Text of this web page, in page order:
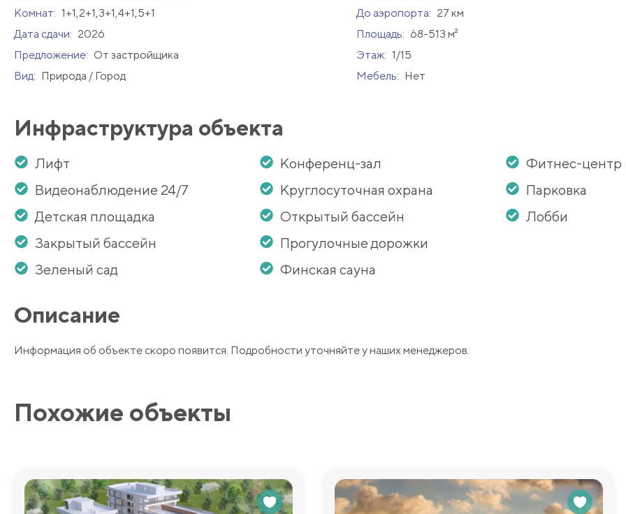
Комнат: 1+1,2+1,3+1,4+1,5+1 До аэропорта: 27 км
Дата сдачи: 2026 Площадь: 68-513 м²
Предложение: От застройщика Этаж: 1/15
Вид: Природа / Город Мебель: Нет
Инфраструктура объекта
Лифт
Видеонаблюдение 24/7
Детская площадка
Закрытый бассейн
Зеленый сад
Конференц-зал
Круглосуточная охрана
Открытый бассейн
Прогулочные дорожки
Финская сауна
Фитнес-центр
Парковка
Лобби
Описание
Информация об объекте скоро появится. Подробности уточняйте у наших менеджеров.
Похожие объекты